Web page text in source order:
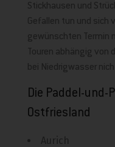
Stickhausen und
Gefallen tun und sich
gewünschten Termin
Touren abhängig von
bei Niedrigwasser
Die Paddel-und-
Ostfriesland
Aurich